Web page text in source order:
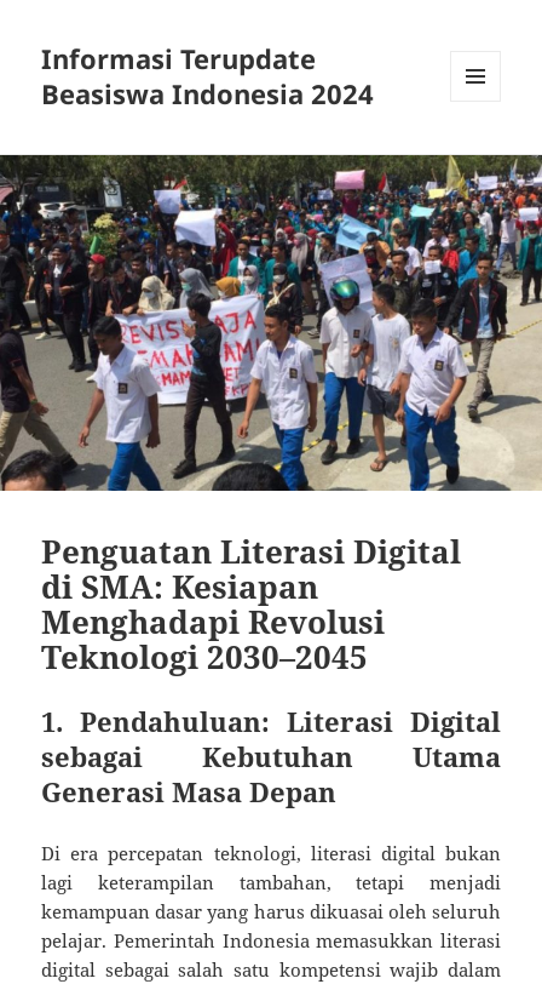
Informasi Terupdate
Beasiswa Indonesia 2024
WIDGETS
Penguatan Literasi Digital
di SMA: Kesiapan
Menghadapi Revolusi
Teknologi 2030–2045
1. Pendahuluan: Literasi Digital
sebagai Kebutuhan Utama
Generasi Masa Depan
Di era percepatan teknologi, literasi digital bukan
lagi keterampilan tambahan, tetapi menjadi
kemampuan dasar yang harus dikuasai oleh seluruh
pelajar. Pemerintah Indonesia memasukkan literasi
digital sebagai salah satu kompetensi wajib dalam